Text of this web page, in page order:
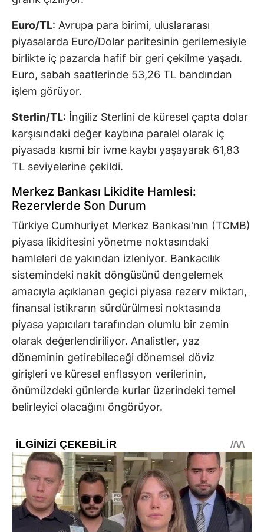
Euro/TL: Avrupa para birimi, uluslararası
piyasalarda Euro/Dolar paritesinin gerilemesiyle
birlikte iç pazarda hafif bir geri çekilme yaşadı.
Euro, sabah saatlerinde 53,26 TL bandından
işlem görüyor.
Sterlin/TL: İngiliz Sterlini de küresel çapta dolar
karşısındaki değer kaybına paralel olarak iç
piyasada kısmi bir ivme kaybı yaşayarak 61,83
TL seviyelerine çekildi.
Merkez Bankası Likidite Hamlesi:
Rezervlerde Son Durum
Türkiye Cumhuriyet Merkez Bankası'nın (TCMB)
piyasa likiditesini yönetme noktasındaki
hamleleri de yakından izleniyor. Bankacılık
sistemindeki nakit döngüsünü dengelemek
amacıyla açıklanan geçici piyasa rezerv miktarı,
finansal istikrarın sürdürülmesi noktasında
piyasa yapıcıları tarafından olumlu bir zemin
olarak değerlendiriliyor. Analistler, yaz
döneminin getirebileceği dönemsel döviz
girişleri ve küresel enflasyon verilerinin,
önümüzdeki günlerde kurlar üzerindeki temel
belirleyici olacağını öngörüyor.